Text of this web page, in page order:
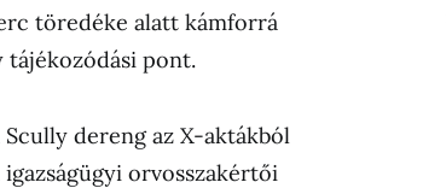
töredéke alatt kámforrá
tájékozódási pont.
dereng az X-aktákból
orvosszakértői